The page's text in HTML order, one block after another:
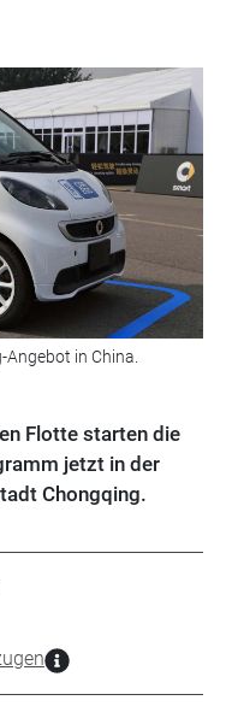
in China.
Flotte starten die
jetzt in der
Chongqing.